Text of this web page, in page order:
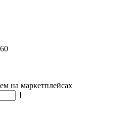
на маркетплейсах